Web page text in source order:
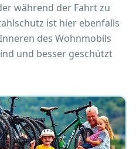
während der Fahrt zu
ist hier ebenfalls
des Wohnmobils
und besser geschützt